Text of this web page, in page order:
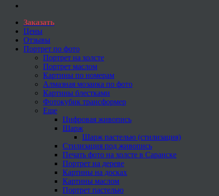
Заказать
Цены
Отзывы
Портрет по фото
Портрет на холсте
Портрет маслом
Картины по номерам
Алмазная мозаика по фото
Картины блестками
Фотокубик трансформер
Еще
Цифровая живопись
Шарж
Шарж пастелью (стилизация)
Стилизация под живопись
Печать фото на холсте в Саранске
Портрет на дереве
Картины на досках
Картины маслом
Портрет пастелью